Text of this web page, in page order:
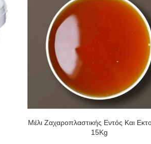
ΔΙΑΒΆΣΤΕ ΠΕΡΙΣΣΌΤΕΡΑ
Μέλι Ζαχαροπλαστικής Εντός Και
15Kg